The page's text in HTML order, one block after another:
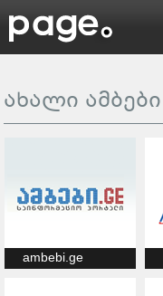
ახალი ამბები
ambebi.ge